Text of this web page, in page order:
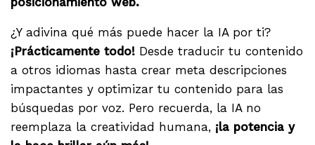
¿Y adivina qué más puede hacer la IA por ti?
¡Prácticamente todo! Desde traducir tu contenido
a otros idiomas hasta crear meta descripciones
impactantes y optimizar tu contenido para las
búsquedas por voz. Pero recuerda, la IA no
reemplaza la creatividad humana, ¡la potencia y